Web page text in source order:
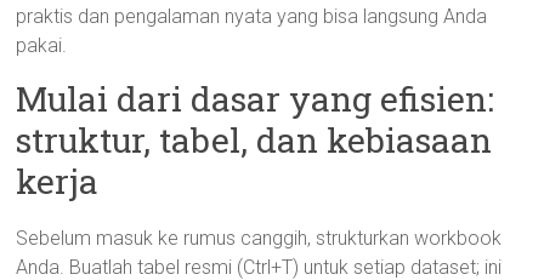
praktis dan pengalaman nyata yang bisa langsung Anda
pakai.
Mulai dari dasar yang efisien:
struktur, tabel, dan kebiasaan
kerja
Sebelum masuk ke rumus canggih, strukturkan workbook
Anda. Buatlah tabel resmi (Ctrl+T) untuk setiap dataset; ini